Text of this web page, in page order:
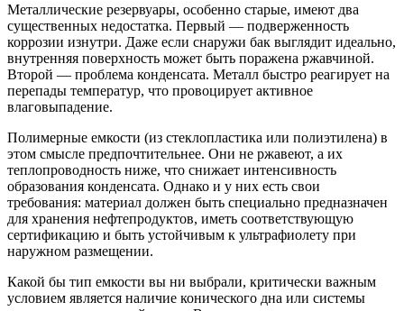
Металлические резервуары, особенно старые, имеют два
существенных недостатка. Первый — подверженность
коррозии изнутри. Даже если снаружи бак выглядит идеально,
внутренняя поверхность может быть поражена ржавчиной.
Второй — проблема конденсата. Металл быстро реагирует на
перепады температур, что провоцирует активное
влаговыпадение.
Полимерные емкости (из стеклопластика или полиэтилена) в
этом смысле предпочтительнее. Они не ржавеют, а их
теплопроводность ниже, что снижает интенсивность
образования конденсата. Однако и у них есть свои
требования: материал должен быть специально предназначен
для хранения нефтепродуктов, иметь соответствующую
сертификацию и быть устойчивым к ультрафиолету при
наружном размещении.
Какой бы тип емкости вы ни выбрали, критически важным
условием является наличие конического дна или системы